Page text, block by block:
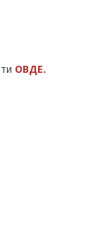
ОВДЕ.